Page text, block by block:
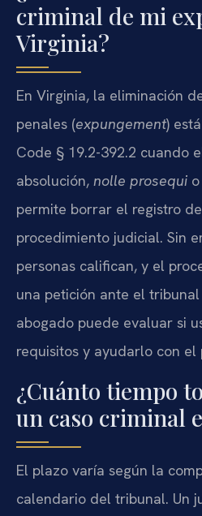
criminal de mi
Virginia?
En Virginia, la eliminación
penales (expungement)
Code § 19.2-392.2 cuando
absolución, nolle prosequi
permite borrar el registro
procedimiento judicial. Sin
personas califican, y el
una petición ante el
abogado puede evaluar si
requisitos y ayudarlo con el
¿Cuánto tiempo
un caso criminal
El plazo varía según la
calendario del tribunal. Un